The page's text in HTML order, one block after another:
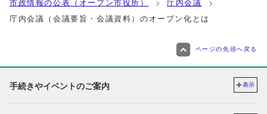
市政情報の公表（オープン市役所）
庁内会議
庁内会議（会議要旨・会議資料）のオープン化とは
ページの先頭へ戻る
手続きやイベントのご案内 表示